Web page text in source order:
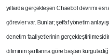
yıllarda gerçekleşen Chaebol devrimi
görevler var. Bunlar; şeffaf yönetim
denetim faaliyetlerinin
diliminin şartlarına göre baştan